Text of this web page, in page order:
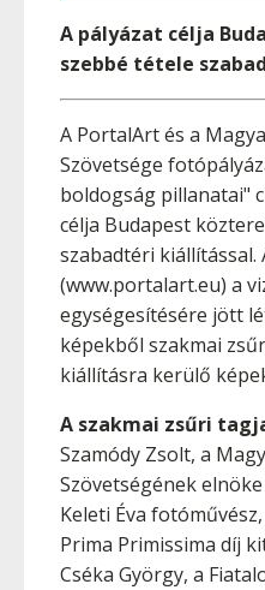
A pályázat célja
szebbé tétele
A PortalArt és a
Szövetsége
boldogság pillanatai"
célja Budapest
szabadtéri
(www.portalart.eu) a
egységesítésére jött
képekből szakmai
kiállításra kerülő
A szakmai zsűri
Szamódy Zsolt, a
Szövetségének elnöke
Keleti Éva
Prima Primissima díj
Cséka György, a